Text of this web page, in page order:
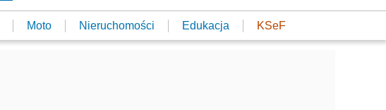
Moto Nieruchomości Edukacja KSeF